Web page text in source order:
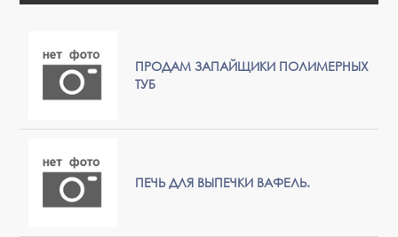
ПРОДАМ ЗАПАЙЩИКИ ПОЛИМЕРНЫХ
ТУБ
ПЕЧЬ ДЛЯ ВЫПЕЧКИ ВАФЕЛЬ.